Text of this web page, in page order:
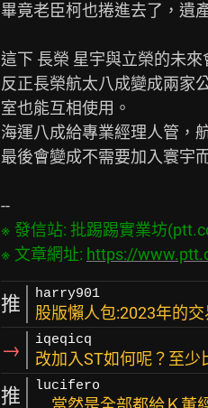
畢竟老臣柯也捲進去了，遺
這下 長榮 星宇與立榮的未來
反正長榮航太八成變成兩家
室也能互相使用。
海運八成給專業經理人管，
最後會變成不需要加入寰宇
※ 發信站: 批踢踢實業坊
※ 文章網址: https://
推 harry901
股版懶人包:2023年的
→ iqeqicq
改加入ST如何呢？至少
推 lucifero